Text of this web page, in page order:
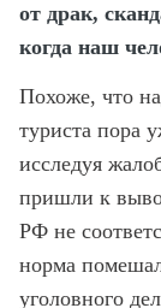
от драк,
когда наш
Похоже, что
туриста пора
исследуя
пришли к
РФ не
норма
уголовного